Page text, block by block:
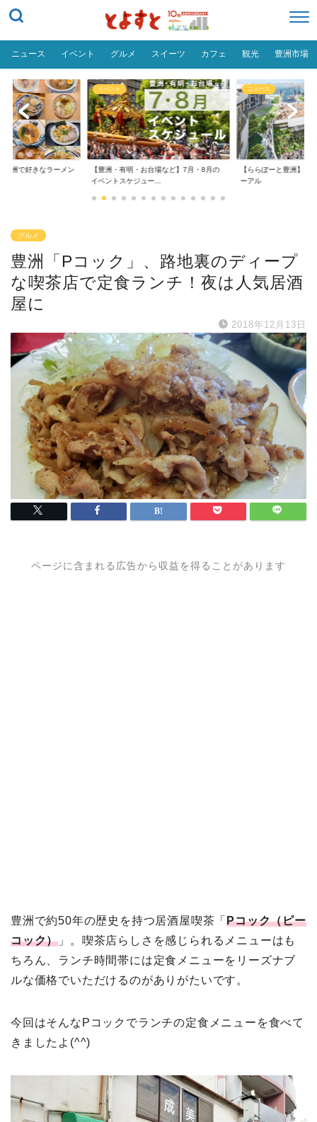
ニュース イベント グルメ スイーツ カフェ 観光 豊洲市場
場など】7月・8月の
ニュース
【ららぽーと豊洲】2026年大規模リニュ
ーアル
おトク
【豊洲 千客万来】日帰
る！割引料金やクーポ...
グルメ
豊洲「Pコック」、路地裏のディープ
な喫茶店で定食ランチ！夜は人気居酒
屋に
2018年12月13日
ページに含まれる広告から収益を得ることがあります
豊洲で約50年の歴史を持つ居酒屋喫茶「Pコック（ピー
コック） 」。喫茶店らしさを感じられるメニューはも
ちろん、ランチ時間帯には定食メニューをリーズナブ
ルな価格でいただけるのがありがたいです。
今回はそんなPコックでランチの定食メニューを食べて
きましたよ(^^)